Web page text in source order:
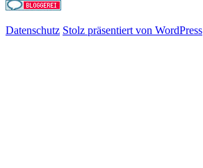
Datenschutz Stolz präsentiert von WordPress